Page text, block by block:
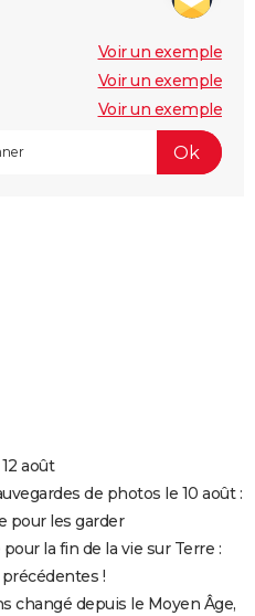
Voir un exemple
Voir un exemple
Voir un exemple
août
de photos le 10 août :
pour les garder
la fin de la vie sur Terre :
!
changé depuis le Moyen Âge,